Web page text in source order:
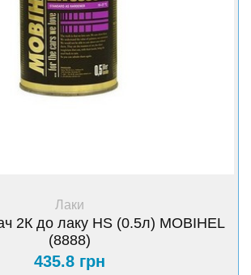
+ Купити
Лаки
2К до лаку HS (0.5л) MOBIHEL
(8888)
435.8 грн